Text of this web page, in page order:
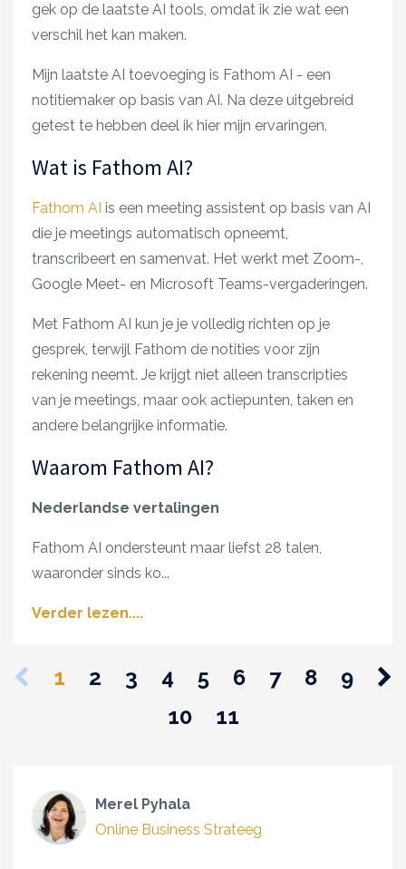
gek op de laatste AI tools, omdat ik zie wat een
verschil het kan maken.
Mijn laatste AI toevoeging is Fathom AI - een
notitiemaker op basis van AI. Na deze uitgebreid
getest te hebben deel ik hier mijn ervaringen.
Wat is Fathom AI?
Fathom AI is een meeting assistent op basis van AI
die je meetings automatisch opneemt,
transcribeert en samenvat. Het werkt met Zoom-,
Google Meet- en Microsoft Teams-vergaderingen.
Met Fathom AI kun je je volledig richten op je
gesprek, terwijl Fathom de notities voor zijn
rekening neemt. Je krijgt niet alleen transcripties
van je meetings, maar ook actiepunten, taken en
andere belangrijke informatie.
Waarom Fathom AI?
Nederlandse vertalingen
Fathom AI ondersteunt maar liefst 28 talen,
waaronder sinds ko...
Verder lezen....
1 2 3 4 5 6 7 8
9
10
11
Merel Pyhala
Online Business Strateeg